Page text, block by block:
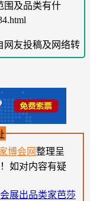
围及品类有什
网友投稿及网络转
博会网整理呈
如对内容有疑
展出品类家芭莎